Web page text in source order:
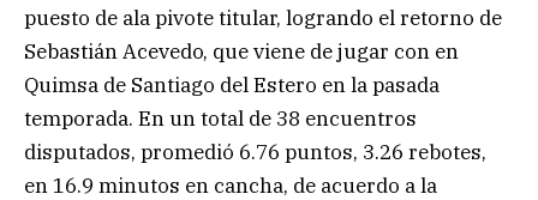
puesto de ala pivote titular, logrando el retorno de
Sebastián Acevedo, que viene de jugar con en
Quimsa de Santiago del Estero en la pasada
temporada. En un total de 38 encuentros
disputados, promedió 6.76 puntos, 3.26 rebotes,
en 16.9 minutos en cancha, de acuerdo a la